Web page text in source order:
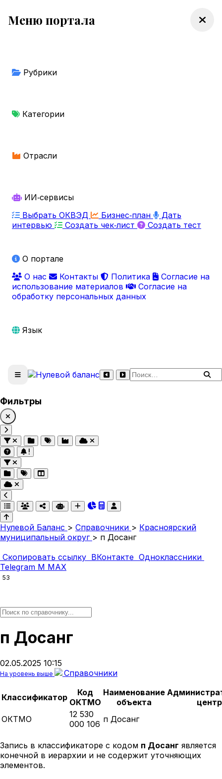
Меню портала
Рубрики
Категории
Отрасли
ИИ‑сервисы
Выбрать ОКВЭД
Бизнес‑план
Дать
интервью
Создать чек‑лист Создать тест
О портале
О нас
Контакты Политика
Согласие на
использование материалов
Согласие на
обработку персональных данных
Язык
Поиск по сайту
Фильтры
Нулевой Баланс > Справочники > Красноярский
муниципальный округ > п Досанг
Скопировать ссылку ВКонтакте Одноклассники
Telegram M MAX
53
п Досанг
02.05.2025 10:15
На уровень выше Справочники
Классификатор
Код
ОКТМО
Наименование
объекта
центр
ОКТМО
12 530
000 106 п Досанг
Запись в классификаторе с кодом п Досанг является
конечной в иерархии и не содержит уточняющих
элементов.